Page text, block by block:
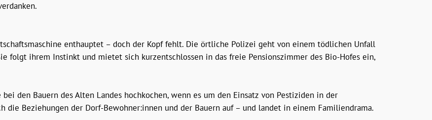
enthauptet – doch der Kopf fehlt. Die örtliche Polizei geht von einem tödlichen Unfall
folgt ihrem Instinkt und mietet sich kurzentschlossen in das freie Pensionszimmer des Bio-Hofes ein,
den Bauern des Alten Landes hochkochen, wenn es um den Einsatz von Pestiziden in der
die Beziehungen der Dorf-Bewohner:innen und der Bauern auf – und landet in einem Familiendrama.